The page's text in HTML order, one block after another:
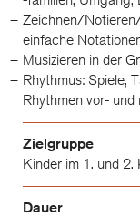
Zeichnen/
einfache
Musizieren in der
Rhythmus: Spiele,
Rhythmen vor-
Zielgruppe
Kinder im 1. und
Dauer